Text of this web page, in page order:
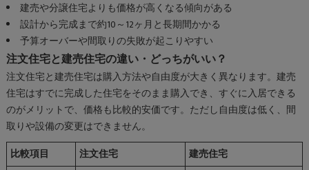
建売や分譲住宅よりも価格が高くなる傾向がある
設計から完成まで約10～12ヶ月と長期間かかる
予算オーバーや間取りの失敗が起こりやすい
注文住宅と建売住宅の違い・どっちがいい？
注文住宅と建売住宅は購入方法や自由度が大きく異なります。建売
住宅はすでに完成した住宅をそのまま購入でき、すぐに入居できる
のがメリットで、価格も比較的安価です。ただし自由度は低く、間
取りや設備の変更はできません。
比較項目
注文住宅
建売住宅